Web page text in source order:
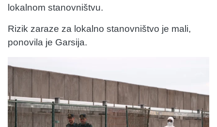
lokalnom stanovništvu.
Rizik zaraze za lokalno stanovništvo je mali,
ponovila je Garsija.